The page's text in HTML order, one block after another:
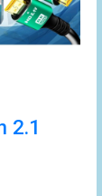
2.1